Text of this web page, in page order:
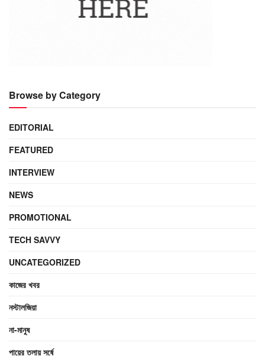
Browse by Category
EDITORIAL
FEATURED
INTERVIEW
NEWS
PROMOTIONAL
TECH SAVVY
UNCATEGORIZED
কাজের খবর
নস্টালজিয়া
না-মানুষ
পায়ের তলায় সর্ষে